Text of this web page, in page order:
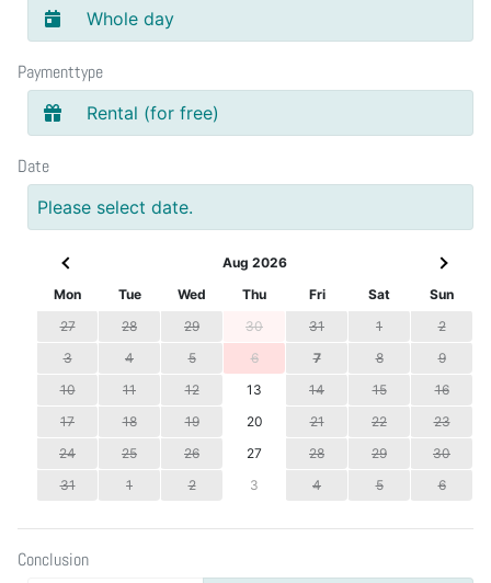
Whole day
Paymenttype
Rental (for free)
Date
Please select date.
Aug 2026
Mon
Tue Wed Thu Fri Sat
Sun
27
28 29 30 31 1
2
3
4 5 6 7 8
9
10
11 12 13 14 15
16
17
18 19 20 21 22
23
24
25 26 27 28 29
30
31
1 2 3 4 5 6
Conclusion